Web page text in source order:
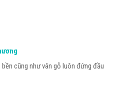
cũng như vân gỗ luôn đứng đầu